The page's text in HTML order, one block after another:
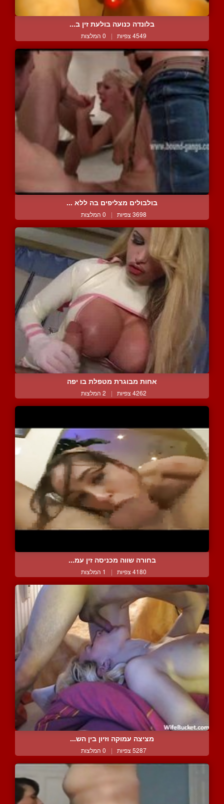
בלונדה כנועה בולעת זין ב...
4549 צפיות | 0 המלצות
בולבולים מצליפים בה ללא ...
3698 צפיות | 0 המלצות
אחות מבוגרת מטפלת בו יפה
4262 צפיות | 2 המלצות
בחורה שווה מכניסה זין עמ...
4180 צפיות | 1 המלצות
מציצה עמוקה וזיון בין הש...
5287 צפיות | 0 המלצות